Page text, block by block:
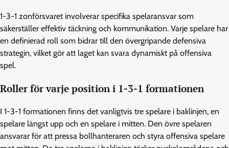
1-3-1 zonförsvaret involverar specifika spelaransvar som
säkerställer effektiv täckning och kommunikation. Varje spelare har
en definierad roll som bidrar till den övergripande defensiva
strategin, vilket gör att laget kan svara dynamiskt på offensiva
spel.
Roller för varje position i 1-3-1 formationen
I 1-3-1 formationen finns det vanligtvis tre spelare i baklinjen, en
spelare längst upp och en spelare i mitten. Den övre spelaren
ansvarar för att pressa bollhanteraren och styra offensiva spelare